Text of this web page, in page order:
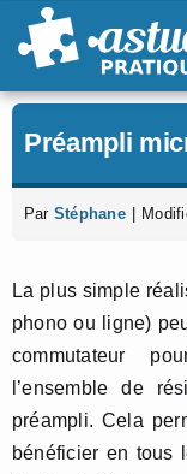
Passer
au
Préampli
Par Stéphane
La plus simple
phono ou ligne)
commutateur
l’ensemble de
préampli. Cela
bénéficier en tous